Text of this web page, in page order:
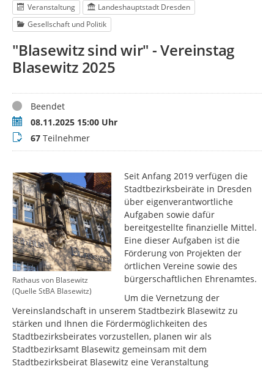
Veranstaltung
Landeshauptstadt Dresden
Gesellschaft und Politik
"Blasewitz sind wir" - Vereinstag
Blasewitz 2025
StatusBeendet
Termin08.11.2025 15:00 Uhr
Teilnehmer
67 Teilnehmer
Rathaus von Blasewitz
(Quelle StBA Blasewitz)
Seit Anfang 2019 verfügen die
Stadtbezirksbeiräte in Dresden
über eigenverantwortliche
Aufgaben sowie dafür
bereitgestellte finanzielle Mittel.
Eine dieser Aufgaben ist die
Förderung von Projekten der
örtlichen Vereine sowie des
bürgerschaftlichen Ehrenamtes.
Um die Vernetzung der
Vereinslandschaft in unserem Stadtbezirk Blasewitz zu
stärken und Ihnen die Fördermöglichkeiten des
Stadtbezirksbeirates vorzustellen, planen wir als
Stadtbezirksamt Blasewitz gemeinsam mit dem
Stadtbezirksbeirat Blasewitz eine Veranstaltung